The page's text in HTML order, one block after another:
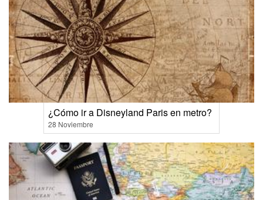
¿Cómo ir a Disneyland Paris en metro?
28 Noviembre